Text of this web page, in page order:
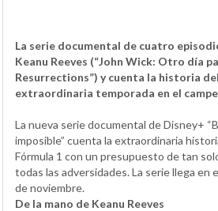
La serie documental de cuatro
Keanu Reeves (“John Wick: Otro día
Resurrections”) y cuenta la historia
extraordinaria temporada en el
La nueva serie documental de Disney+
imposible” cuenta la extraordinaria
Fórmula 1 con un presupuesto de tan
todas las adversidades. La serie llega en
de noviembre.
De la mano de Keanu Reeves